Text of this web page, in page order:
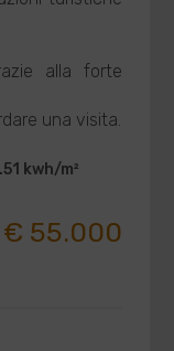
alla forte
una visita.
kwh/m²
€ 55.000